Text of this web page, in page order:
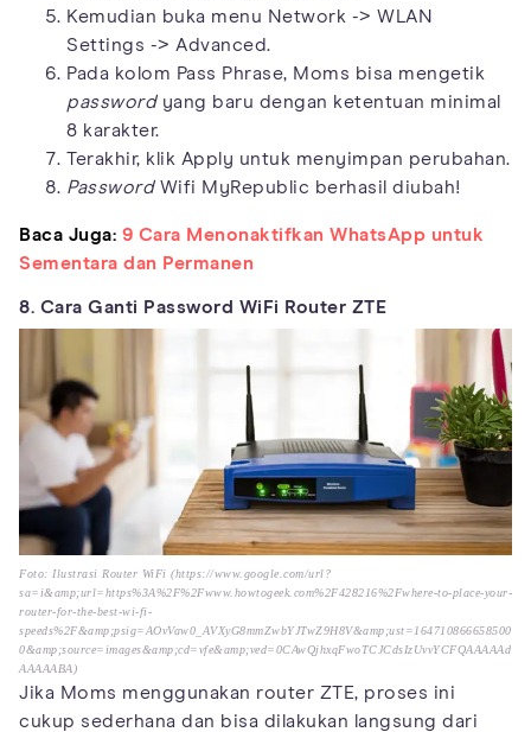
Kemudian buka menu Network -> WLAN
Settings -> Advanced.
Pada kolom Pass Phrase, Moms bisa mengetik
passwordyang baru dengan ketentuan minimal
8 karakter.
Terakhir, klik Apply untuk menyimpan perubahan.
PasswordWifi MyRepublic berhasil diubah!
Baca Juga: 9 Cara Menonaktifkan WhatsApp untuk
Sementara dan Permanen
8. Cara Ganti Password WiFi Router ZTE
Foto: Ilustrasi Router WiFi (https://www.google.com/url?
sa=i&amp;url=https%3A%2F%2Fwww.howtogeek.com%2F428216%2Fwhere-to-place-your-
router-for-the-best-wi-fi-
speeds%2F&amp;psig=AOvVaw0_AVXyG8mmZwbYJTwZ9H8V&amp;ust=164710866658500
0&amp;source=images&amp;cd=vfe&amp;ved=0CAwQjhxqFwoTCJCdsIzUvvYCFQAAAAAd
AAAAABA)
Jika Moms menggunakan router ZTE, proses ini
cukup sederhana dan bisa dilakukan langsung dari